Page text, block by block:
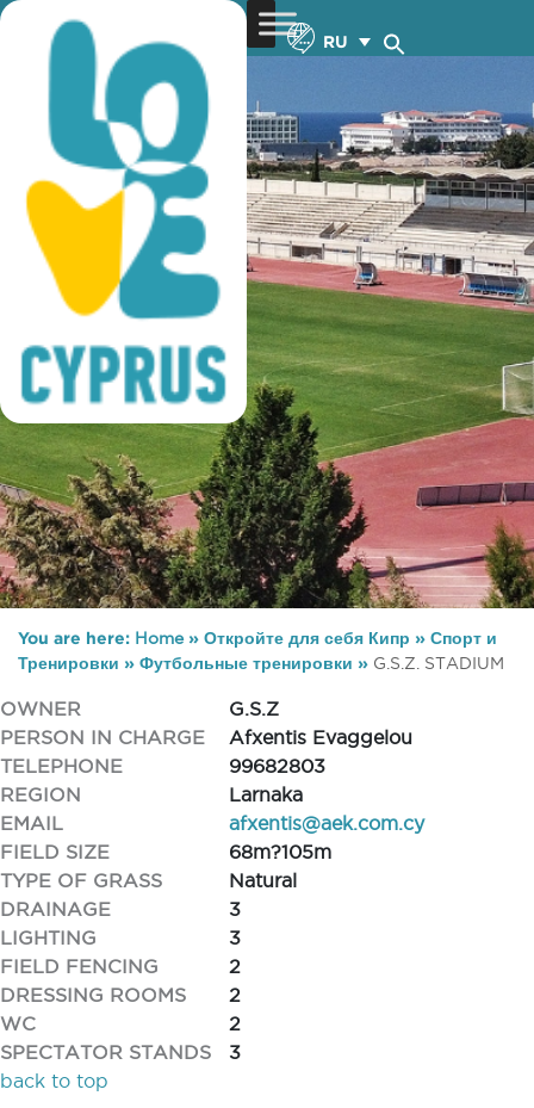
RU
футбольные сборы
You are here: Home» Откройте для себя Кипр » Спорт и
Тренировки » Футбольные тренировки » G.S.Z. STADIUM
OWNER
G.S.Z
PERSON IN CHARGE
Afxentis Evaggelou
TELEPHONE
99682803
REGION
Larnaka
EMAIL
afxentis@aek.com.cy
FIELD SIZE
68m?105m
TYPE OF GRASS
Natural
DRAINAGE
3
LIGHTING
3
FIELD FENCING
2
DRESSING ROOMS
2
WC
2
SPECTATOR STANDS
3
back to top